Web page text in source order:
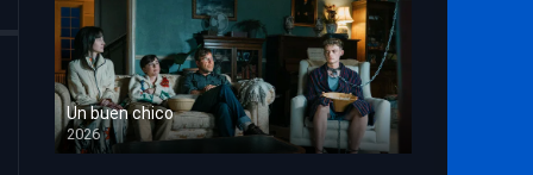
Un buen chico
2026
HD 1080p